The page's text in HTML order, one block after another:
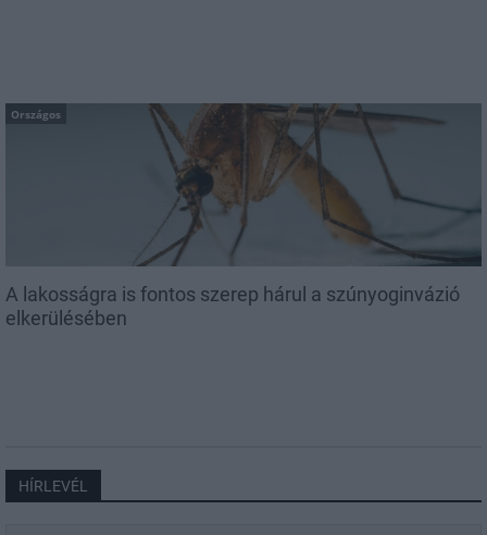
Országos
A lakosságra is fontos szerep hárul a szúnyoginvázió
elkerülésében
HÍRLEVÉL